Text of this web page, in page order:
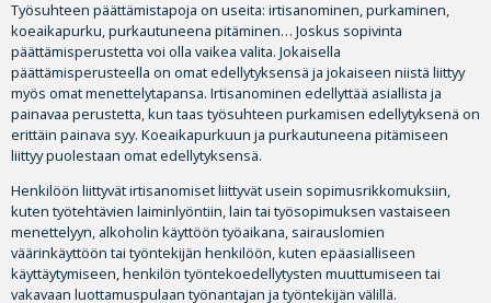
Työsuhteen päättämistapoja on useita: irtisanominen, purkaminen,
koeaikapurku, purkautuneena pitäminen… Joskus sopivinta
päättämisperustetta voi olla vaikea valita. Jokaisella
päättämisperusteella on omat edellytyksensä ja jokaiseen niistä liittyy
myös omat menettelytapansa. Irtisanominen edellyttää asiallista ja
painavaa perustetta, kun taas työsuhteen purkamisen edellytyksenä on
erittäin painava syy. Koeaikapurkuun ja purkautuneena pitämiseen
liittyy puolestaan omat edellytyksensä.
Henkilöön liittyvät irtisanomiset liittyvät usein sopimusrikkomuksiin,
kuten työtehtävien laiminlyöntiin, lain tai työsopimuksen vastaiseen
menettelyyn, alkoholin käyttöön työaikana, sairauslomien
väärinkäyttöön tai työntekijän henkilöön, kuten epäasialliseen
käyttäytymiseen, henkilön työntekoedellytysten muuttumiseen tai
vakavaan luottamuspulaan työnantajan ja työntekijän välillä.